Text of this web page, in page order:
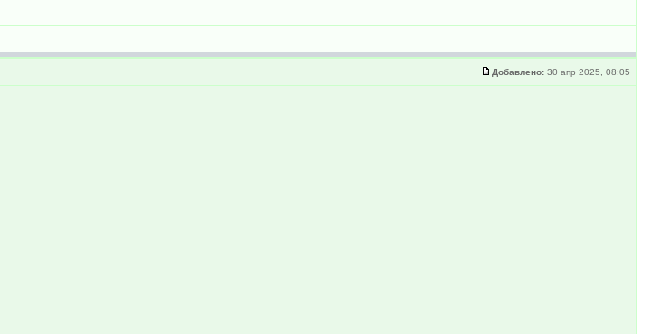
Добавлено: 30 апр 2025, 08:05